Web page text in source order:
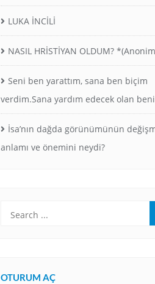
LUKA İNCİLİ
NASIL HRİSTİYAN OLDUM?
Seni ben yarattım, sana ben biçim
verdim.Sana yardım edecek olan
İsa’nın dağda görünümünün
anlamı ve önemini neydi?
OTURUM AÇ